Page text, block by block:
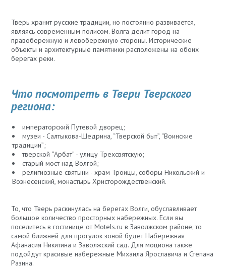
Тверь хранит русские традиции, но постоянно развивается,
являясь современным полисом. Волга делит город на
правобережную и левобережную стороны. Исторические
объекты и архитектурные памятники расположены на обоих
берегах реки.
Что посмотреть в Твери Тверского
региона:
императорский Путевой дворец;
музеи - Салтыкова-Щедрина, “Тверской быт”, “Воинские
традиции”;
тверской “Арбат” - улицу Трехсвятскую;
старый мост над Волгой;
религиозные святыни - храм Троицы, соборы Никольский и
Вознесенский, монастырь Христорождественский.
То, что Тверь раскинулась на берегах Волги, обуславливает
большое количество просторных набережных. Если вы
поселитесь в гостинице от Motels.ru в Заволжском районе, то
самой ближней для прогулок зоной будет Набережная
Афанасия Никитина и Заволжский сад. Для моциона также
подойдут красивые набережные Михаила Ярославича и Степана
Разина.